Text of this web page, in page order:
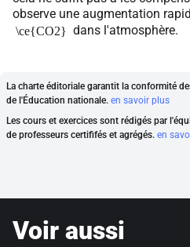
observe une augmentation
\ce{CO2} dans l'atmosphère.
La charte éditoriale garantit la conformité
de l'Éducation nationale. en savoir plus
Les cours et exercices sont rédigés par
de professeurs certififés et agrégés. en
Voir aussi